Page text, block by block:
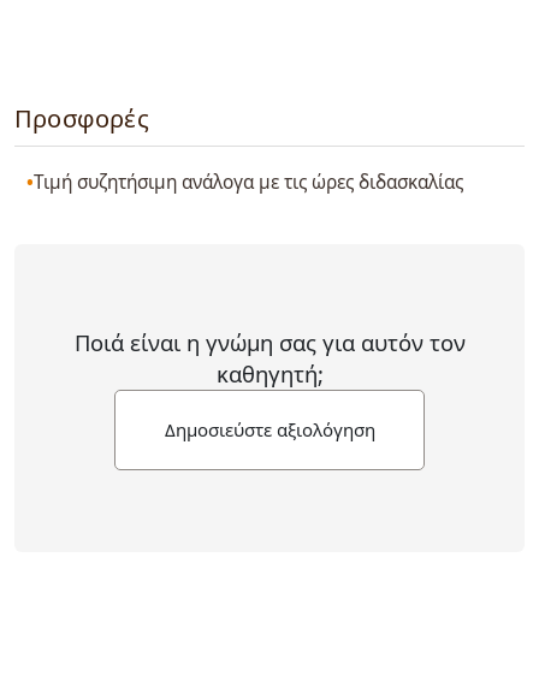
Προσφορές
Τιμή συζητήσιμη ανάλογα με τις ώρες διδασκαλίας
Ποιά είναι η γνώμη σας για αυτόν τον
καθηγητή;
Δημοσιεύστε αξιολόγηση